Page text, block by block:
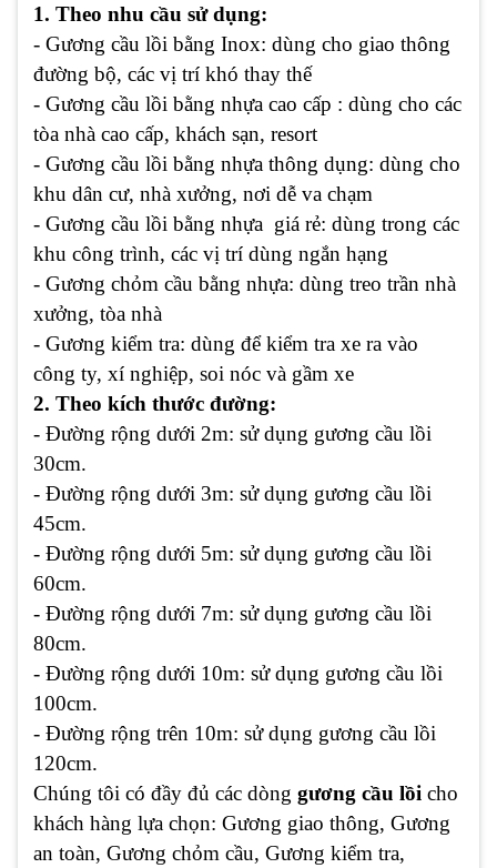
1. Theo nhu cầu sử dụng:
- Gương cầu lồi bằng Inox: dùng cho giao thông
đường bộ, các vị trí khó thay thế
- Gương cầu lồi bằng nhựa cao cấp : dùng cho các
tòa nhà cao cấp, khách sạn, resort
- Gương cầu lồi bằng nhựa thông dụng: dùng cho
khu dân cư, nhà xưởng, nơi dễ va chạm
- Gương cầu lồi bằng nhựa giá rẻ: dùng trong các
khu công trình, các vị trí dùng ngắn hạng
- Gương chỏm cầu bằng nhựa: dùng treo trần nhà
xưởng, tòa nhà
- Gương kiểm tra: dùng để kiểm tra xe ra vào
công ty, xí nghiệp, soi nóc và gầm xe
2. Theo kích thước đường:
- Đường rộng dưới 2m: sử dụng gương cầu lồi
30cm.
- Đường rộng dưới 3m: sử dụng gương cầu lồi
45cm.
- Đường rộng dưới 5m: sử dụng gương cầu lồi
60cm.
- Đường rộng dưới 7m: sử dụng gương cầu lồi
80cm.
- Đường rộng dưới 10m: sử dụng gương cầu lồi
100cm.
- Đường rộng trên 10m: sử dụng gương cầu lồi
120cm.
Chúng tôi có đầy đủ các dòng gương cầu lồi cho
khách hàng lựa chọn: Gương giao thông, Gương
an toàn, Gương chỏm cầu, Gương kiểm tra,